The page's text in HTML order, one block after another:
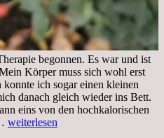
begonnen. Es war und ist
Körper muss sich wohl erst
ich sogar einen kleinen
danach gleich wieder ins Bett.
eins von den hochkalorischen
Freitag,
weiterlesen